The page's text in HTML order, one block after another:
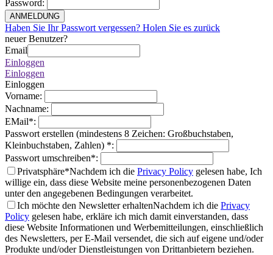
Password:
ANMELDUNG
Haben Sie Ihr Passwort vergessen? Holen Sie es zurück
neuer Benutzer?
Email
Einloggen
Einloggen
Einloggen
Vorname:
Nachname:
EMail*:
Passwort erstellen (mindestens 8 Zeichen: Großbuchstaben,
Kleinbuchstaben, Zahlen) *:
Passwort umschreiben*:
Privatsphäre*Nachdem ich die Privacy Policy gelesen habe, Ich
willige ein, dass diese Website meine personenbezogenen Daten
unter den angegebenen Bedingungen verarbeitet.
Ich möchte den Newsletter erhaltenNachdem ich die Privacy
Policy gelesen habe, erkläre ich mich damit einverstanden, dass
diese Website Informationen und Werbemitteilungen, einschließlich
des Newsletters, per E-Mail versendet, die sich auf eigene und/oder
Produkte und/oder Dienstleistungen von Drittanbietern beziehen.